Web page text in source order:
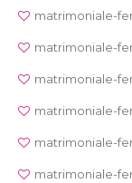
matrimoniale-
matrimoniale-
matrimoniale-
matrimoniale-
matrimoniale-
matrimoniale-